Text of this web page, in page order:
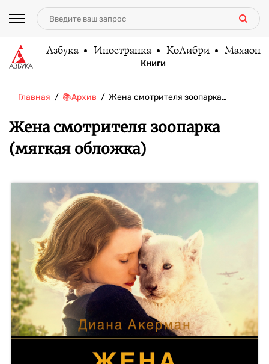
Азбука Иностранка КоЛибри Махаон
Книги
Главная 📚Архив Жена смотрителя зоопарка…
Жена смотрителя зоопарка
(мягкая обложка)